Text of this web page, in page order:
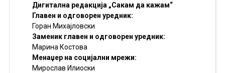
Дигитална редакција „Сакам да кажам“
Главен и одговорен уредник:
Горан Михајловски
Заменик главен и одговорен уредник:
Марина Костова
Менаџер на социјални мрежи:
Мирослав Илиоски